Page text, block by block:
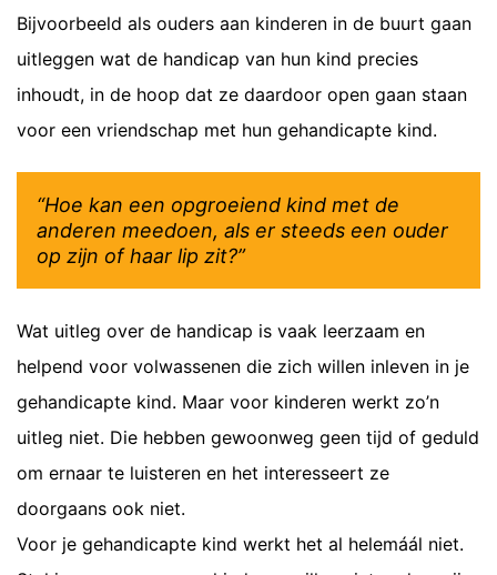
Bijvoorbeeld als ouders aan kinderen in de buurt gaan
uitleggen wat de handicap van hun kind precies
inhoudt, in de hoop dat ze daardoor open gaan staan
voor een vriendschap met hun gehandicapte kind.
“Hoe kan een opgroeiend kind met de
anderen meedoen, als er steeds een ouder
op zijn of haar lip zit?”
Wat uitleg over de handicap is vaak leerzaam en
helpend voor volwassenen die zich willen inleven in je
gehandicapte kind. Maar voor kinderen werkt zo’n
uitleg niet. Die hebben gewoonweg geen tijd of geduld
om ernaar te luisteren en het interesseert ze
doorgaans ook niet.
Voor je gehandicapte kind werkt het al helemáál niet.